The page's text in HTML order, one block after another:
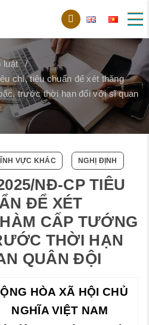
luật
chí, tiêu chuẩn để xét thăng
trước thời hạn đối với sĩ quan
VỰC KHÁC NGHỊ ĐỊNH
NĐ-CP TIÊU
ĐỂ XÉT
CẤP TƯỚNG
THỜI HẠN
QUÂN ĐỘI
HÒA XÃ HỘI CHỦ
NGHĨA VIỆT NAM